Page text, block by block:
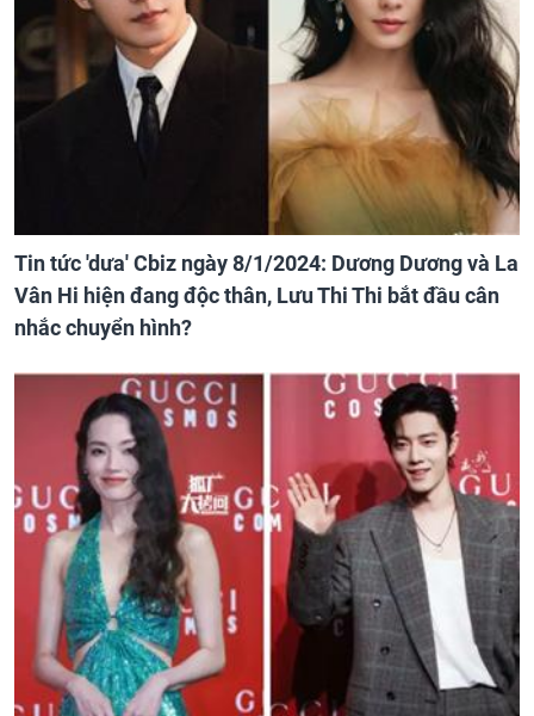
Tin tức 'dưa' Cbiz ngày 8/1/2024: Dương Dương và La
Vân Hi hiện đang độc thân, Lưu Thi Thi bắt đầu cân
nhắc chuyển hình?